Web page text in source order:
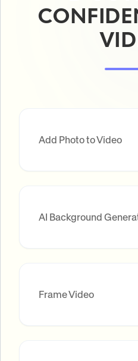
Add Photo to Video
AI Background
Frame Video